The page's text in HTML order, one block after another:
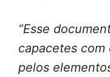
“Esse
capacetes
pelos